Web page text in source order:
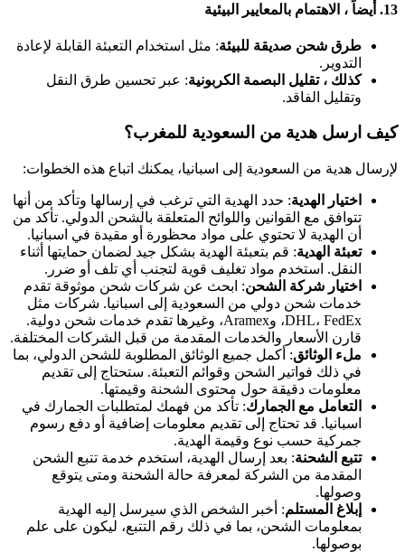
13. أيضاً ، الاهتمام بالمعايير البيئية
طرق شحن صديقة للبيئة: مثل استخدام التعبئة القابلة لإعادة
التدوير.
كذلك ، تقليل البصمة الكربونية: عبر تحسين طرق النقل
وتقليل الفاقد.
كيف ارسل هدية من السعودية للمغرب؟
لإرسال هدية من السعودية إلى اسبانيا، يمكنك اتباع هذه الخطوات:
اختيار الهدية: حدد الهدية التي ترغب في إرسالها وتأكد من أنها
تتوافق مع القوانين واللوائح المتعلقة بالشحن الدولي. تأكد من
أن الهدية لا تحتوي على مواد محظورة أو مقيدة في اسبانيا.
تعبئة الهدية: قم بتعبئة الهدية بشكل جيد لضمان حمايتها أثناء
النقل. استخدم مواد تغليف قوية لتجنب أي تلف أو ضرر.
اختيار شركة الشحن: ابحث عن شركات شحن موثوقة تقدم
خدمات شحن دولي من السعودية إلى اسبانيا. شركات مثل
DHL، FedEx، وAramex، وغيرها تقدم خدمات شحن دولية.
قارن الأسعار والخدمات المقدمة من قبل الشركات المختلفة.
ملء الوثائق: أكمل جميع الوثائق المطلوبة للشحن الدولي، بما
في ذلك فواتير الشحن وقوائم التعبئة. ستحتاج إلى تقديم
معلومات دقيقة حول محتوى الشحنة وقيمتها.
التعامل مع الجمارك: تأكد من فهمك لمتطلبات الجمارك في
اسبانيا. قد تحتاج إلى تقديم معلومات إضافية أو دفع رسوم
جمركية حسب نوع وقيمة الهدية.
تتبع الشحنة: بعد إرسال الهدية، استخدم خدمة تتبع الشحن
المقدمة من الشركة لمعرفة حالة الشحنة ومتى يتوقع
وصولها.
إبلاغ المستلم: أخبر الشخص الذي سيرسل إليه الهدية
بمعلومات الشحن، بما في ذلك رقم التتبع، ليكون على علم
بوصولها.